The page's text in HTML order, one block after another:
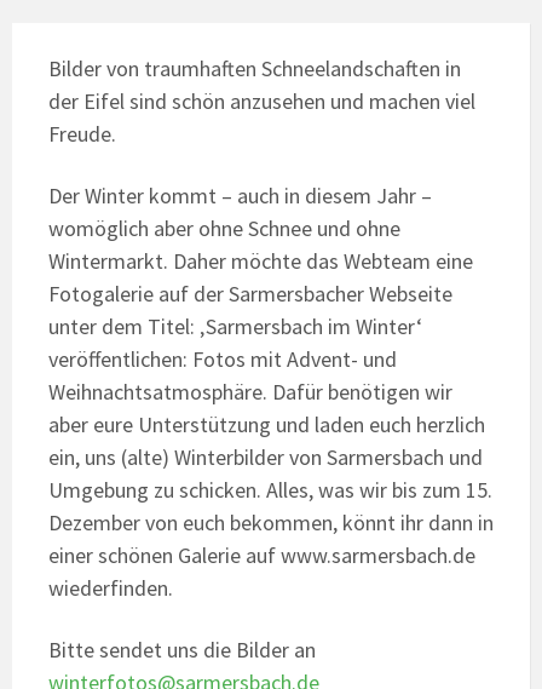
Bilder von traumhaften Schneelandschaften in
der Eifel sind schön anzusehen und machen viel
Freude.
Der Winter kommt – auch in diesem Jahr –
womöglich aber ohne Schnee und ohne
Wintermarkt. Daher möchte das Webteam eine
Fotogalerie auf der Sarmersbacher Webseite
unter dem Titel: ‚Sarmersbach im Winter‘
veröffentlichen: Fotos mit Advent- und
Weihnachtsatmosphäre. Dafür benötigen wir
aber eure Unterstützung und laden euch herzlich
ein, uns (alte) Winterbilder von Sarmersbach und
Umgebung zu schicken. Alles, was wir bis zum 15.
Dezember von euch bekommen, könnt ihr dann in
einer schönen Galerie auf www.sarmersbach.de
wiederfinden.
Bitte sendet uns die Bilder an
winterfotos@sarmersbach.de